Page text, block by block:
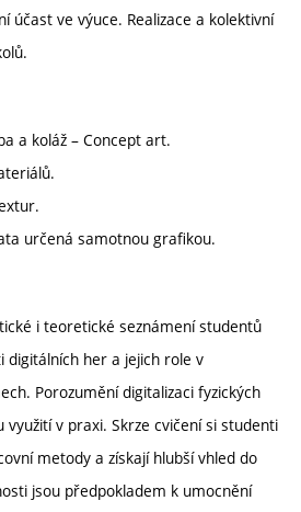
účast ve výuce. Realizace a kolektivní
a koláž – Concept art.
určená samotnou grafikou.
i teoretické seznámení studentů
digitálních her a jejich role v
Porozumění digitalizaci fyzických
v praxi. Skrze cvičení si studenti
metody a získají hlubší vhled do
jsou předpokladem k umocnění